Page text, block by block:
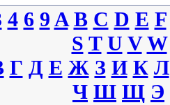
4 6 9 A B C D E F
S T U V W
Г Д Е Ж З И К Л
Ч Ш Щ Э